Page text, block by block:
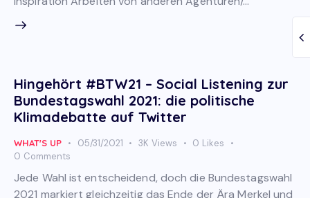
Hingehört #BTW21 – Social Listening zur
Bundestagswahl 2021: die politische
Klimadebatte auf Twitter
WHAT'S UP 05/31/2021 3K Views 0 Likes
0 Comments
Jede Wahl ist entscheidend, doch die Bundestagswahl
2021 markiert gleichzeitig das Ende der Ära Merkel und